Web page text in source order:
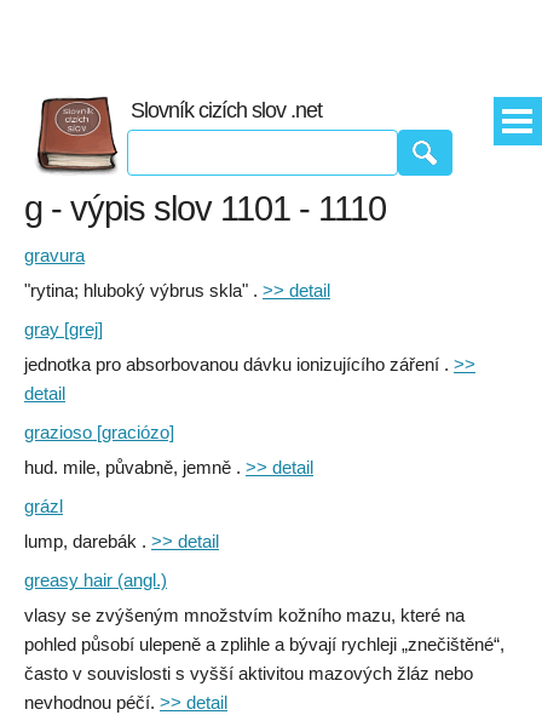
Slovník cizích slov .net
g - výpis slov 1101 - 1110
gravura
"rytina; hluboký výbrus skla" . >> detail
gray [grej]
jednotka pro absorbovanou dávku ionizujícího záření . >>
detail
grazioso [graciózo]
hud. mile, půvabně, jemně . >> detail
grázl
lump, darebák . >> detail
greasy hair (angl.)
vlasy se zvýšeným množstvím kožního mazu, které na
pohled působí ulepeně a zplihle a bývají rychleji „znečištěné“,
často v souvislosti s vyšší aktivitou mazových žláz nebo
nevhodnou péčí. >> detail